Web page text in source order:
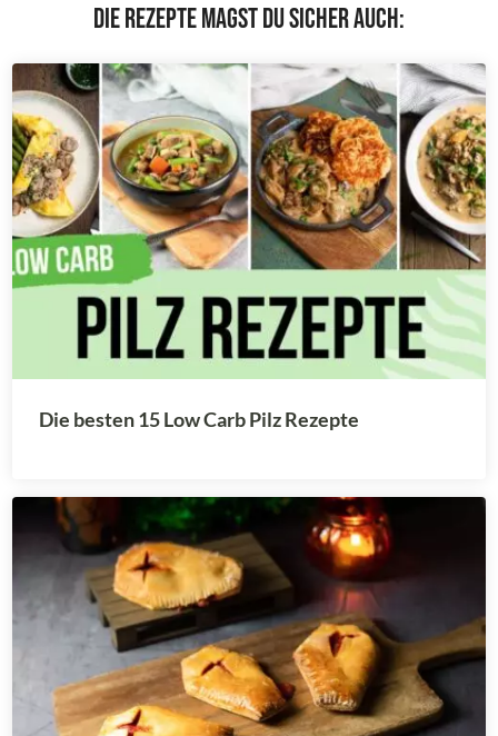
Die Rezepte magst du sicher auch:
Die besten 15 Low Carb Pilz Rezepte